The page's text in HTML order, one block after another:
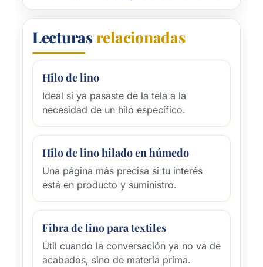
Lecturasrelacionadas
Hilo de lino
Ideal si ya pasaste de la tela a la
necesidad de un hilo específico.
Hilo de lino hilado en húmedo
Una página más precisa si tu interés
está en producto y suministro.
Fibra de lino para textiles
Útil cuando la conversación ya no va de
acabados, sino de materia prima.